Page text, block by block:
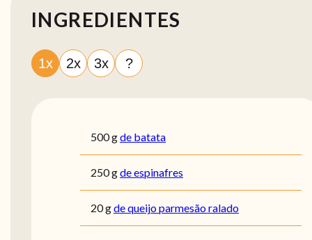
INGREDIENTES
1x 2x 3x ?
500gde batata
250gde espinafres
20gde queijo parmesão ralado